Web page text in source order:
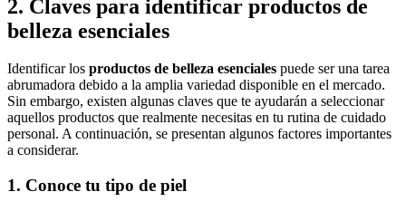
2. Claves para identificar productos de
belleza esenciales
Identificar los productos de belleza esenciales puede ser una tarea
abrumadora debido a la amplia variedad disponible en el mercado.
Sin embargo, existen algunas claves que te ayudarán a seleccionar
aquellos productos que realmente necesitas en tu rutina de cuidado
personal. A continuación, se presentan algunos factores importantes
a considerar.
1. Conoce tu tipo de piel